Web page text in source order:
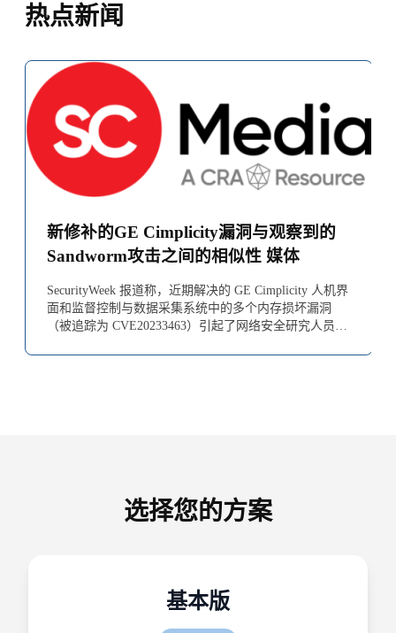
热点新闻
新修补的GE Cimplicity漏洞与观察到的
Sandworm攻击之间的相似性 媒体
SecurityWeek 报道称，近期解决的 GE Cimplicity 人机界
面和监督控制与数据采集系统中的多个内存损坏漏洞
（被追踪为 CVE20233463）引起了网络安全研究人员
选择您的方案
基本版